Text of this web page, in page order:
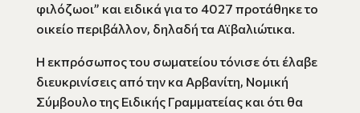
φιλόζωοι” και ειδικά για το 4027 προτάθηκε το
οικείο περιβάλλον, δηλαδή τα Αϊβαλιώτικα.
Η εκπρόσωπος του σωματείου τόνισε ότι έλαβε
διευκρινίσεις από την κα Αρβανίτη, Νομική
Σύμβουλο της Ειδικής Γραμματείας και ότι θα